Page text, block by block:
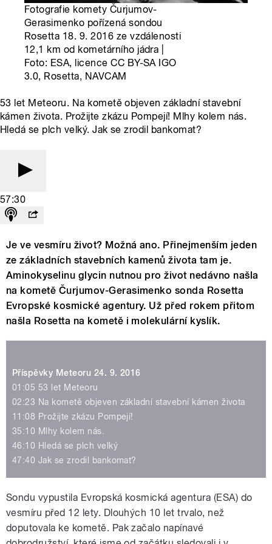
Fotografie komety Čurjumov-
Gerasimenko pořízená sondou
Rosetta 18. 9. 2016 ze vzdálenosti
12,1 km od kometárního jádra |
Foto: ESA, licence CC BY-SA IGO
3.0, Rosetta, NAVCAM
53 let Meteoru. Na kometě objeven základní stavební
kámen života. Prožijte zkázu Pompejí! Mlhy kolem nás.
Hledá se plch velký. Jak se zrodil bankomat?
57:30
Je ve vesmíru život? Možná ano. Přinejmenším jeden
ze základních stavebních kamenů života tam je.
Aminokyselinu glycin nutnou pro život nedávno našla
na kometě Čurjumov-Gerasimenko sonda Rosetta
Evropské kosmické agentury. Už před rokem přitom
našla Rosetta na kometě i molekulární kyslík.
Příspěvky Meteoru 24. 9. 2016
01:05 53 let Meteoru
02:23 Na kometě objeven základní stavební kámen života
11:08 Prožijte zkázu Pompejí!
35:10 Mlhy kolem nás.
46:10 Hledá se plch velký
47:40 Jak se zrodil bankomat?
Sondu vypustila Evropská kosmická agentura (ESA) do
vesmíru před 12 lety. Dlouhých 10 let trvalo, než
doputovala ke kometě. Pak začalo napínavé